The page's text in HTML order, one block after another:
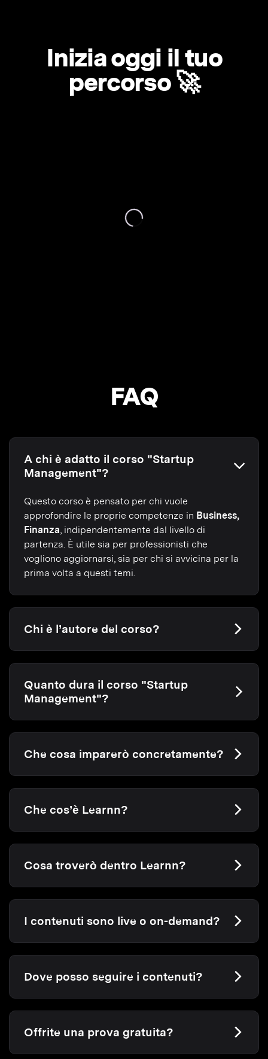
Inizia oggi il tuo
percorso 🚀
FAQ
A chi è adatto il corso "Startup
Management"?
Questo corso è pensato per chi vuole
approfondire le proprie competenze in Business,
Finanza , indipendentemente dal livello di
partenza. È utile sia per professionisti che
vogliono aggiornarsi, sia per chi si avvicina per la
prima volta a questi temi.
Chi è l’autore del corso?
Quanto dura il corso "Startup
Management"?
Che cosa imparerò concretamente?
Che cos’è Learnn?
Cosa troverò dentro Learnn?
I contenuti sono live o on-demand?
Dove posso seguire i contenuti?
Offrite una prova gratuita?